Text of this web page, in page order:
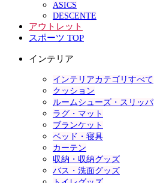
ASICS
DESCENTE
アウトレット
スポーツ TOP
インテリア
インテリアカテゴリすべて
クッション
ルームシューズ・スリッパ
ラグ・マット
ブランケット
ベッド・寝具
カーテン
収納・収納グッズ
バス・洗面グッズ